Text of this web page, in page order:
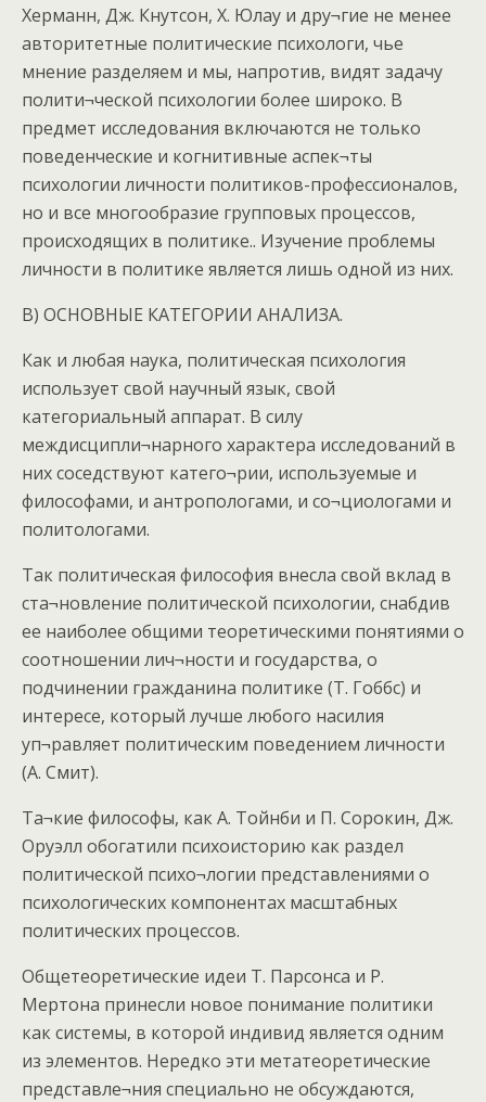
Херманн, Дж. Кнутсон, X. Юлау и дру¬гие не менее
авторитетные политические психологи, чье
мнение разделяем и мы, напротив, видят задачу
полити¬ческой психологии более широко. В
предмет исследования включаются не только
поведенческие и когнитивные аспек¬ты
психологии личности политиков-профессионалов,
но и все многообразие групповых процессов,
происходящих в политике.. Изучение проблемы
личности в политике является лишь одной из них.
В) ОСНОВНЫЕ КАТЕГОРИИ АНАЛИЗА.
Как и любая наука, политическая психология
использует свой научный язык, свой
категориальный аппарат. В силу
междисципли¬нарного характера исследований в
них соседствуют катего¬рии, используемые и
философами, и антропологами, и со¬циологами и
политологами.
Так политическая философия внесла свой вклад в
ста¬новление политической психологии, снабдив
ее наиболее общими теоретическими понятиями о
соотношении лич¬ности и государства, о
подчинении гражданина политике (Т. Гоббс) и
интересе, который лучше любого насилия
уп¬равляет политическим поведением личности
(А. Смит).
Та¬кие философы, как А. Тойнби и П. Сорокин, Дж.
Оруэлл обогатили психоисторию как раздел
политической психо¬логии представлениями о
психологических компонентах масштабных
политических процессов.
Общетеоретические идеи Т. Парсонса и Р.
Мертона принесли новое понимание политики
как системы, в которой индивид является одним
из элементов. Нередко эти метатеоретические
представле¬ния специально не обсуждаются,